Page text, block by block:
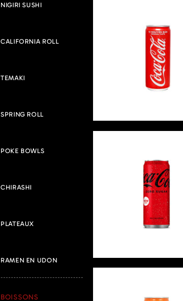
NIGIRI SUSHI
CALIFORNIA ROLL
TEMAKI
SPRING ROLL
POKE BOWLS
CHIRASHI
PLATEAUX
RAMEN EN UDON
BOISSONS